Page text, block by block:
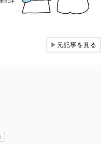
▶元記事を見る